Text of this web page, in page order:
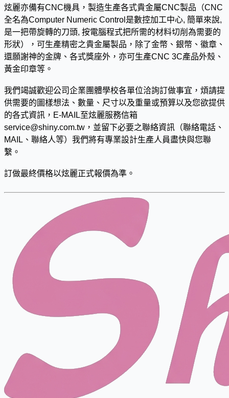
炫麗亦備有CNC機具，製造生產各式貴金屬CNC製品（CNC
全名為Computer Numeric Control是數控加工中心, 簡單來說,
是一把帶旋轉的刀頭, 按電腦程式把所需的材料切削為需要的
形狀），可生產精密之貴金屬製品，除了金幣、銀幣、徽章、
還願謝神的金牌、各式獎座外，亦可生產CNC 3C產品外殼、
黃金印章等。
我們竭誠歡迎公司企業團體學校各單位洽詢訂做事宜，煩請提
供需要的圖樣想法、數量、尺寸以及重量或預算以及您欲提供
的各式資訊，E-MAIL至炫麗服務信箱
service@shiny.com.tw ，並留下必要之聯絡資訊（聯絡電話、
MAIL、聯絡人等）我們將有專業設計生產人員盡快與您聯
繫。
訂做最終價格以炫麗正式報價為準。